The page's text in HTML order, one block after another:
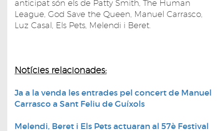
anticipat són els de Patty Smith, The Human
League, God Save the Queen, Manuel Carrasco,
Luz Casal, Els Pets, Melendi i Beret.
Notícies relacionades:
Ja a la venda les entrades pel concert de Manuel
Carrasco a Sant Feliu de Guíxols
Melendi, Beret i Els Pets actuaran al 57è Festival